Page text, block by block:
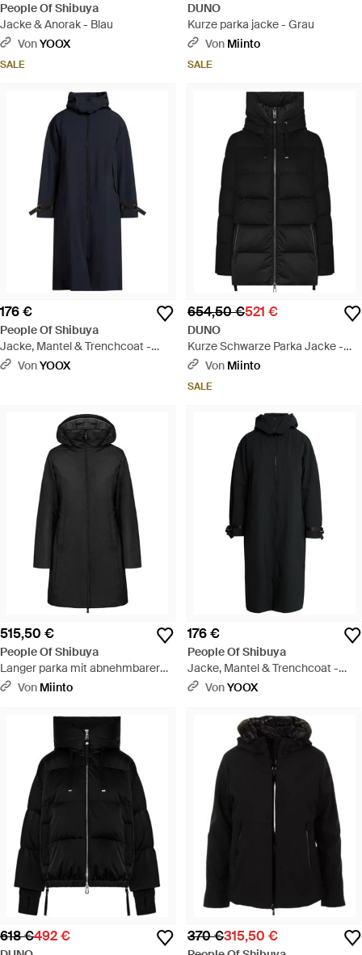
People Of Shibuya
Jacke & Anorak - Blau
VonYOOX
SALE
DUNO
Kurze parka jacke - Grau
Von Miinto
SALE
176 €
People Of Shibuya
Jacke, Mantel & Trenchcoat -
BlauVonYOOX
654,50 €521 €
DUNO
Kurze Schwarze Parka Jacke -
Schwarz
Von Miinto
SALE
515,50 €
People Of Shibuya
Langer parka mit abnehmbarer
kapuze - Schwarz
Von Miinto
176 €
People Of Shibuya
Jacke, Mantel & Trenchcoat -
Schwarz
VonYOOX
618 €492 € 370 €315,50 €